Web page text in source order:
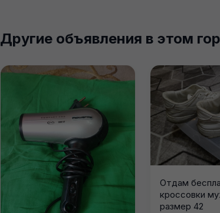
Другие объявления в этом
Отдам
кроссовки
размер 42